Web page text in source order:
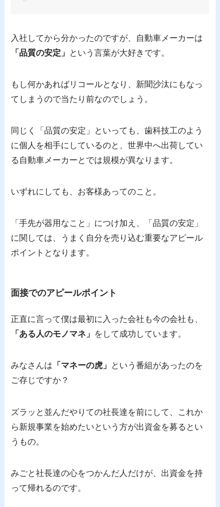
入社してから分かったのですが、自動車メーカーは
「品質の安定」
という言葉が大好きです。
もし何かあればリコールとなり、新聞沙汰にもなっ
てしまうので当たり前なのでしょう。
同じく「品質の安定」といっても、歯科技工のよう
に個人を相手にしているのと、世界中へ出荷してい
る自動車メーカーとでは規模が異なります。
いずれにしても、お客様あってのこと。
「手先が器用なこと」につけ加え、「品質の安定」
に関しては、うまく自分を売り込む重要なアピール
ポイントとなります。
面接でのアピールポイント
正直に言って僕は最初に入った会社も今の会社も、
「ある人のモノマネ」 をして成功しています。
みなさんは 「マネーの虎」
という番組があったのを
ご存じですか？
ズラッと並んだやりての社長達を前にして、これか
ら新規事業を始めたいという方が出資金を募るとい
うもの。
みごと社長達の心をつかんだ人だけが、出資金を持
って帰れるのです。